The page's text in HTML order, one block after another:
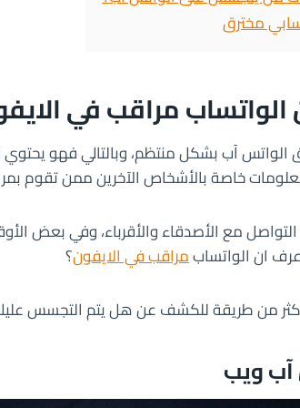
مخترق
مراقب في
الواتس آب بشكل منتظم، وبالتالي فهو يحتوي
خاصة بالأشخاص الآخرين ممن تقوم
مع الأصدقاء والأقرباء، وفي بعض
ان الواتسابمراقب في الايفون؟
من طريقة للكشف عن هل يتم التجسس عليك
ويب